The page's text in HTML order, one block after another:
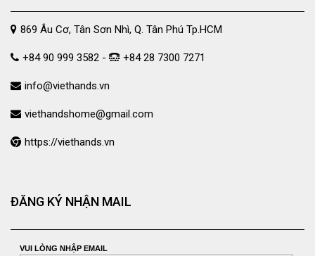
869 Âu Cơ, Tân Sơn Nhì, Q. Tân Phú Tp.HCM
+84 90 999 3582 - +84 28 7300 7271
info@viethands.vn
viethandshome@gmail.com
https://viethands.vn
ĐĂNG KÝ NHẬN MAIL
VUI LÒNG NHẬP EMAIL